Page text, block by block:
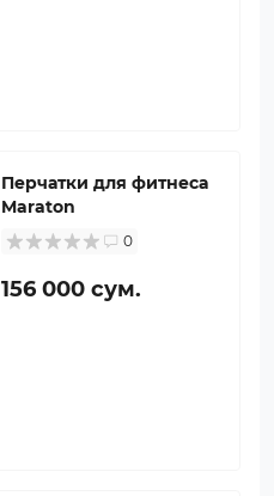
Перчатки для фитнеса
Maraton
0
156 000 сум.